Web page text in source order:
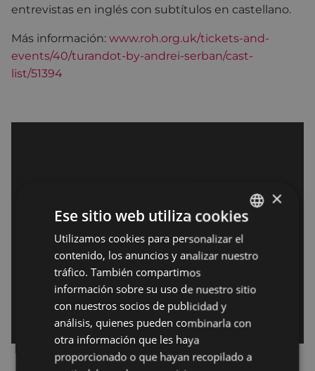
entrevistas en inglés con subtítulos en castellano.
Más información: www.roh.org.uk/tickets-and-
events/40/turandot-by-andrei-serban/cast-
list/51394
BASQUE
SPANISH
×
Ese sitio web utiliza cookies
Utilizamos cookies para personalizar el
contenido, los anuncios y analizar nuestro
tráfico. También compartimos
información sobre su uso de nuestro sitio
con nuestros socios de publicidad y
análisis, quienes pueden combinarla con
otra información que les haya
proporcionado o que hayan recopilado a